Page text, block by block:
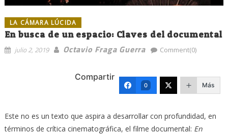
LA CÁMARA LÚCIDA
En busca de un espacio: Claves del documental
julio 2, 2019 Octavio Fraga Guerra Comment(0)
Compartir
0 Más
Este no es un texto que aspira a desarrollar con profundidad, en
términos de crítica cinematográfica, el filme documental: En